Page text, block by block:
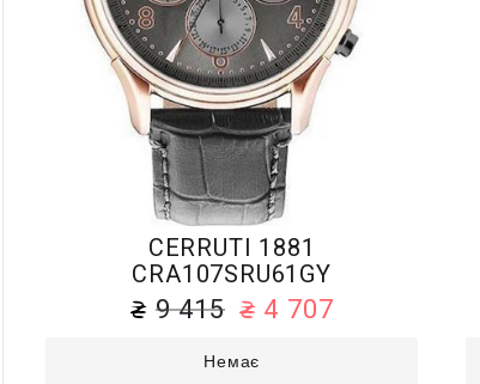
CERRUTI 1881
CRA107SRU61GY
9 415 4 707
Немає